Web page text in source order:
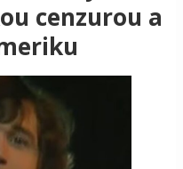
cenzurou a